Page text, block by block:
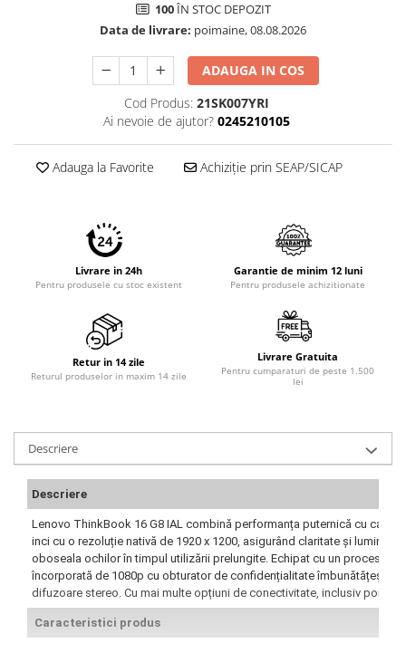
100ÎN STOC DEPOZIT
Data de livrare: poimaine, 08.08.2026
ADAUGA IN COS
Cod Produs: 21SK007YRI
Ai nevoie de ajutor? 0245210105
Adauga la Favorite Achiziție prin SEAP/SICAP
Livrare in 24h
Pentru produsele cu stoc existent
Garantie de minim 12 luni
Pentru produsele achizitionate
Retur in 14 zile
Returul produselor in maxim 14 zile
Livrare Gratuita
Pentru cumparaturi de peste 1.500
lei
Descriere
Descriere
Lenovo ThinkBook 16 G8 IAL combină performanța puternică cu
inci cu o rezoluție nativă de 1920 x 1200, asigurând claritate și
oboseala ochilor în timpul utilizării prelungite. Echipat cu un procesor
încorporată de 1080p cu obturator de confidențialitate îmbunătățește
difuzoare stereo. Cu mai multe opțiuni de conectivitate, inclusiv
Caracteristici produs